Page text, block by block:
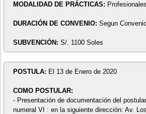
MODALIDAD DE PRÁCTICAS: Profesionales
DURACIÓN DE CONVENIO: Segun
SUBVENCIÓN: S/. 1100 Soles
POSTULA: El 13 de Enero de 2020
COMO POSTULAR:
- Presentación de documentación del
numeral VI : en la siguiente dirección: Av.